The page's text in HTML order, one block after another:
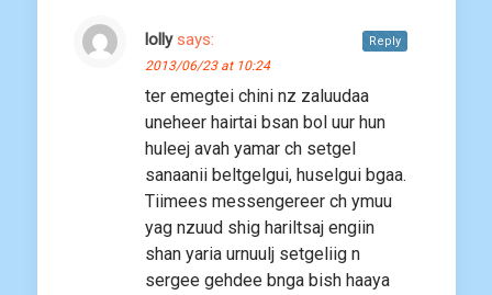
lolly says:
2013/06/23 at 10:24
ter emegtei chini nz zaluudaa
uneheer hairtai bsan bol uur hun
huleej avah yamar ch setgel
sanaanii beltgelgui, huselgui bgaa.
Tiimees messengereer ch ymuu
yag nzuud shig hariltsaj engiin
shan yaria urnuulj setgeliig n
sergee gehdee bnga bish haaya
Reply